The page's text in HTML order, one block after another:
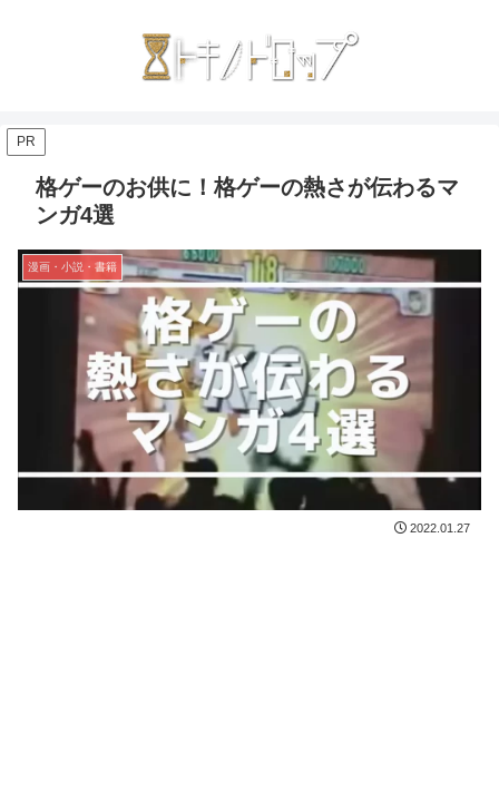
PR
格ゲーのお供に！格ゲーの熱さが伝わるマ
ンガ4選
漫画・小説・書籍
2022.01.27